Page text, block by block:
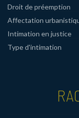
Droit de préemption
Affectation
Intimation en justice
Type d'intimation